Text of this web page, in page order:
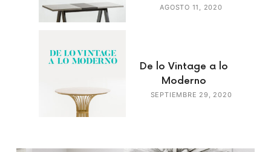
AGOSTO 11, 2020
De lo Vintage a lo
Moderno
SEPTIEMBRE 29, 2020